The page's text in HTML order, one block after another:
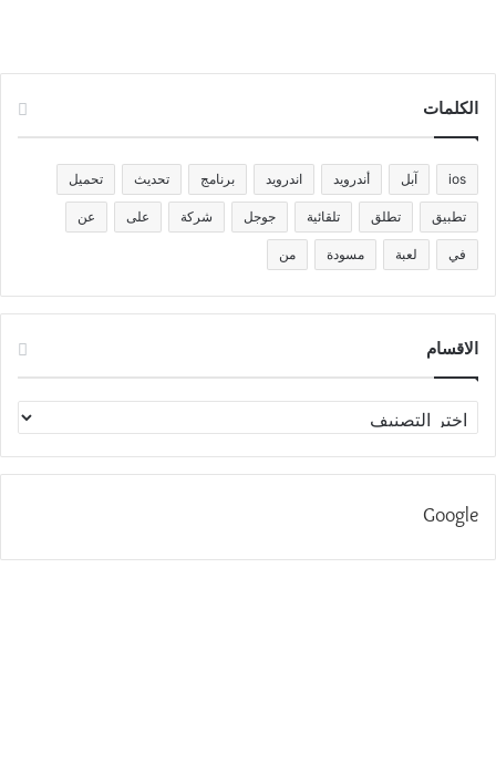
الكلمات
ios آبل أندرويد اندرويد برنامج تحديث تحميل
تطبيق تطلق تلقائية جوجل شركة على عن
في لعبة مسودة من
الاقسام
الاقسام
Google